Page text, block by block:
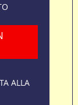
ALLA